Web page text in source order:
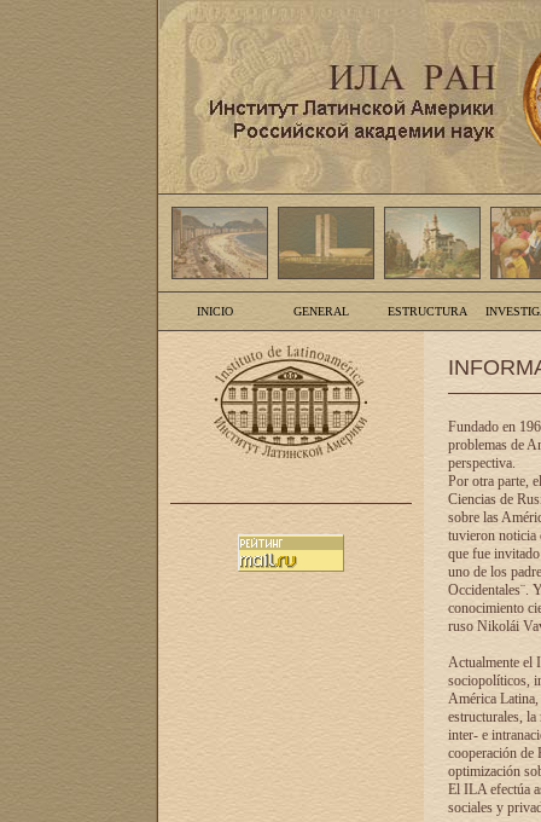
INICIO GENERAL ESTRUCTURA
Fundado en
problemas de
perspectiva.
Por otra parte,
Ciencias de
sobre las
tuvieron noticia
que fue
uno de los
Occidentales¨.
conocimiento
ruso Nikolái
Actualmente el
sociopolíticos,
América Latina,
estructurales,
inter- e
cooperación de
optimización
El ILA efectúa
sociales y